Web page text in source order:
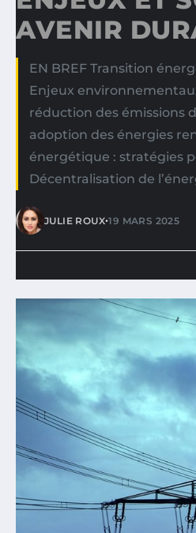
AVENIR
EN BREF Transition
Enjeux
réduction des émissions
adoption des énergies
énergétique : stratégies
Décentralisation de
JULIE ROUX•19 MARS 2025